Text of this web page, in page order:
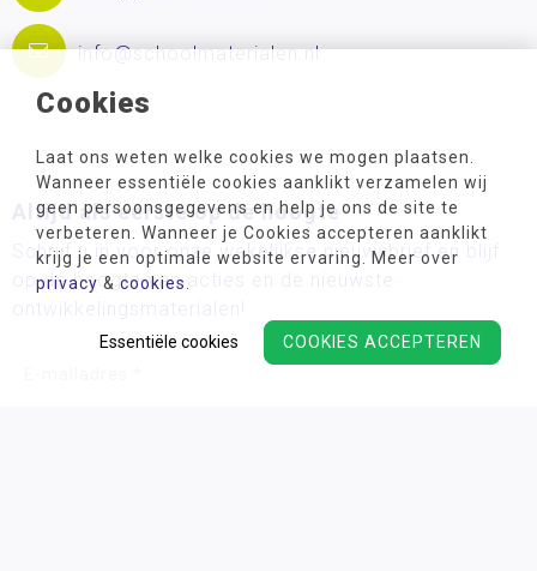
Cookies
Laat ons weten welke cookies we mogen plaatsen.
Wanneer essentiële cookies aanklikt verzamelen wij
geen persoonsgegevens en help je ons de site te
verbeteren. Wanneer je Cookies accepteren aanklikt
krijg je een optimale website ervaring. Meer over
privacy & cookies
COOKIES ACCEPTEREN
Essentiële cookies
info@schoolmaterialen.nl
Altijd als eerste op de hoogte
Schrijf u in voor onze wekelijkse nieuwsbrief en blijf
op de hoogte van acties en de nieuwste